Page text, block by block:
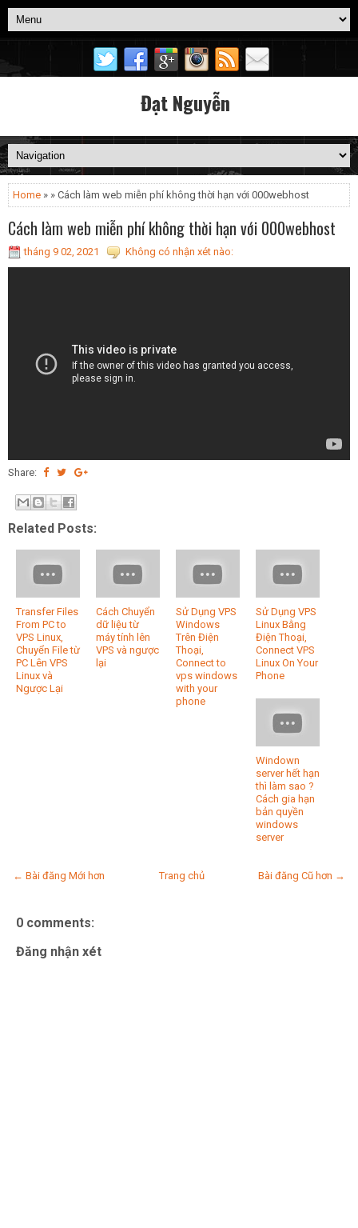
Đạt Nguyễn
Home » » Cách làm web miễn phí không thời hạn với 000webhost
Cách làm web miễn phí không thời hạn với 000webhost
tháng 9 02, 2021 Không có nhận xét nào:
Share:
Related Posts:
Transfer Files
From PC to
VPS Linux,
Chuyển File từ
PC Lên VPS
Linux và
Ngược Lại
Cách Chuyển
dữ liệu từ
máy tính lên
VPS và ngược
lại
Sử Dụng VPS
Windows
Trên Điện
Thoại,
Connect to
vps windows
with your
phone
Sử Dụng VPS
Linux Bằng
Điện Thoại,
Connect VPS
Linux On Your
Phone
Windown
server hết hạn
thì làm sao ?
Cách gia hạn
bản quyền
windows
server
← Bài đăng Mới hơn Bài đăng Cũ hơn →
Trang chủ
0 comments:
Đăng nhận xét